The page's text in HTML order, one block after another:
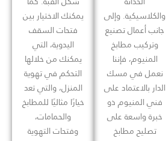
والكلاسيكية. وإلى
جانب أعمال تصنيع
وتركيب مطابخ
المنيوم، فإننا
نعمل في مسك
الدار بالاعتماد على
فني المنيوم ذو
خبرة واسعة على
تصليح مطابخ
يمكنك الاختيار بين
فتحات السقف
اليدوية، التي
يمكنك من خلالها
التحكم في تهوية
المنزل، والتي تعد
خيارًا مثاليًا للمطابخ
والحمامات،
وفتحات التهوية